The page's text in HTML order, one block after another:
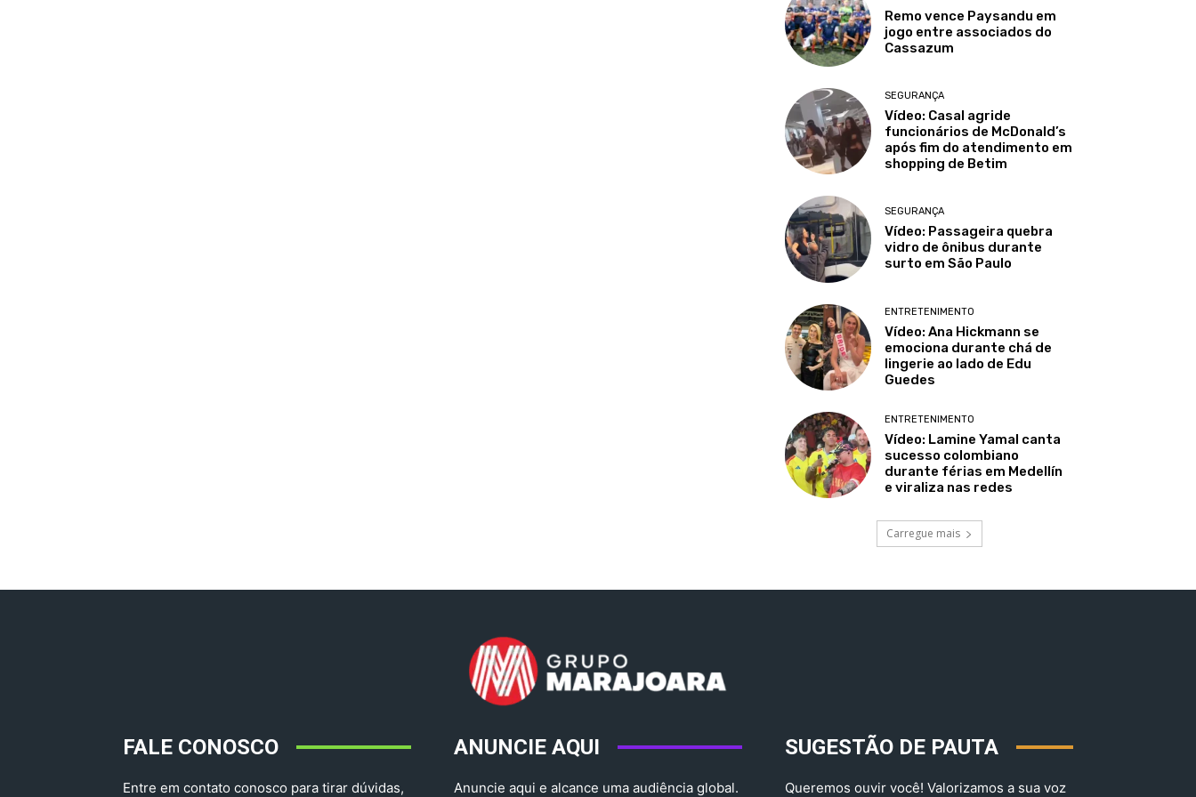
Remo vence Paysandu em
jogo entre associados do
Cassazum
SEGURANÇA
Vídeo: Casal agride
funcionários de McDonald’s
após fim do atendimento em
shopping de Betim
SEGURANÇA
Vídeo: Passageira quebra
vidro de ônibus durante
surto em São Paulo
ENTRETENIMENTO
Vídeo: Ana Hickmann se
emociona durante chá de
lingerie ao lado de Edu
Guedes
ENTRETENIMENTO
Vídeo: Lamine Yamal canta
sucesso colombiano
durante férias em Medellín
e viraliza nas redes
Carregue mais
FALE CONOSCO
Entre em contato conosco para tirar dúvidas,
ANUNCIE AQUI
Anuncie aqui e alcance uma audiência global.
SUGESTÃO DE PAUTA
Queremos ouvir você! Valorizamos a sua voz